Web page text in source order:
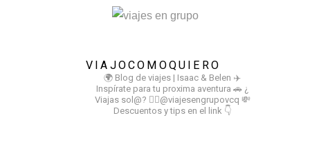
VIAJOCOMOQUIERO
🌍 Blog de viajes | Isaac & Belen ✈️
Inspírate para tu proxima aventura 🚗 ¿
Viajas sol@? 👉🏻@viajesengrupovcq 💸
Descuentos y tips en el link 👇